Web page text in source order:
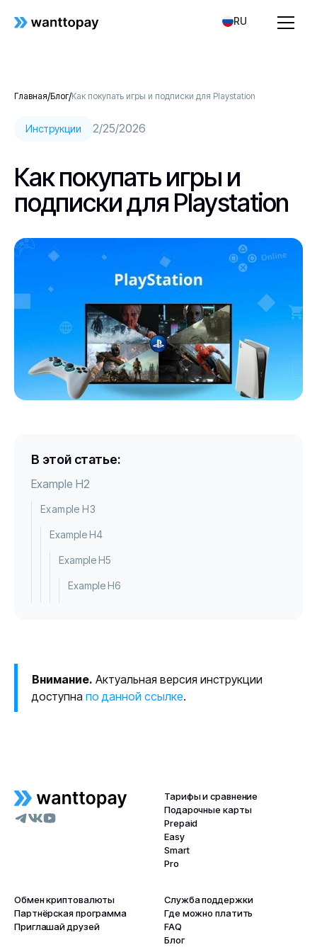
RU
Главная/Блог/Как покупать игры и подписки для Playstation
Инструкции 2/25/2026
Как покупать игры и
подписки для Playstation
В этой статье:
Example H2
Example H3
Example H4
Example H5
Example H6
Внимание. Актуальная версия инструкции
доступна по данной ссылке.
Тарифы и сравнение
Подарочные карты
Prepaid
Easy
Smart
Pro
Обмен криптовалюты
Партнёрская программа
Приглашай друзей
Служба поддержки
Где можно платить
FAQ
Блог